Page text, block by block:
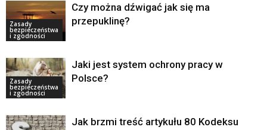
Zasady
bezpieczeństwa
i zgodności
Czy można dźwigać jak się ma
przepuklinę?
Zasady
bezpieczeństwa
i zgodności
Jaki jest system ochrony pracy w
Polsce?
Jak brzmi treść artykułu 80 Kodeksu